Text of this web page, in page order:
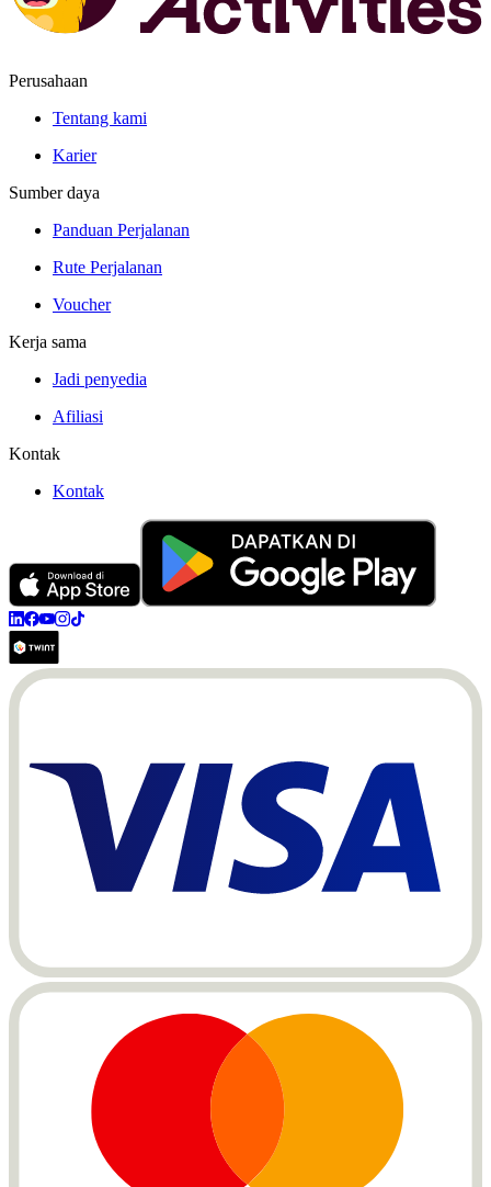
Perusahaan
Tentang kami
Karier
Sumber daya
Panduan Perjalanan
Rute Perjalanan
Voucher
Kerja sama
Jadi penyedia
Afiliasi
Kontak
Kontak